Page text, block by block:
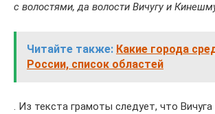
с волостями, да волости Вичугу и
Читайте также: Какие города
России, список областей
. Из текста грамоты следует, что